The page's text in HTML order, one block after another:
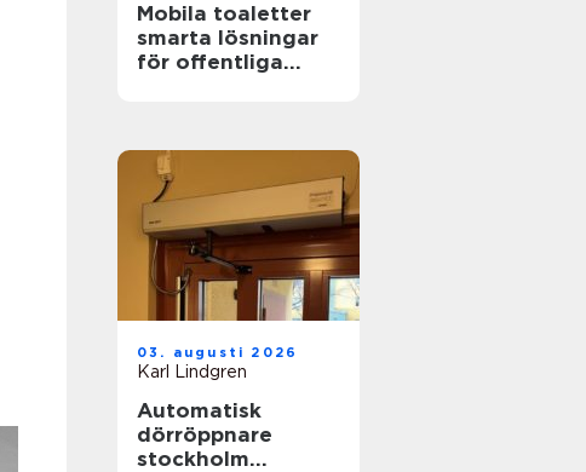
Mobila toaletter
smarta lösningar
för offentliga
03. augusti 2026
Karl Lindgren
Automatisk
dörröppnare
stockholm